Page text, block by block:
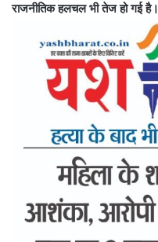
राजनीतिक हलचल भी तेज हो गई है।